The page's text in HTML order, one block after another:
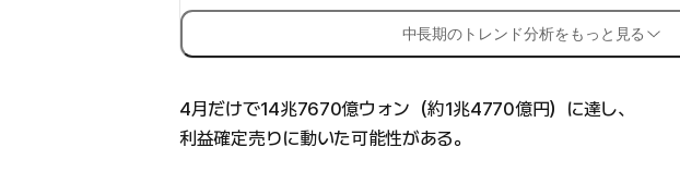
中長期のトレンド分析をもっと見る
4月だけで14兆7670億ウォン（約1兆4770億円）に達し、
利益確定売りに動いた可能性がある。